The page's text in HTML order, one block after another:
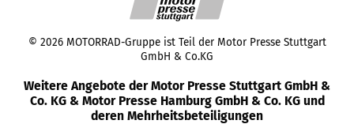
© 2026 MOTORRAD-Gruppe ist Teil der Motor Presse Stuttgart
GmbH & Co.KG
Weitere Angebote der Motor Presse Stuttgart GmbH &
Co. KG & Motor Presse Hamburg GmbH & Co. KG und
deren Mehrheitsbeteiligungen